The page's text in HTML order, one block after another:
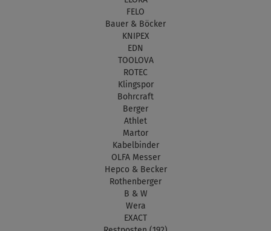
FELO
Bauer & Böcker
KNIPEX
EDN
TOOLOVA
ROTEC
Klingspor
Bohrcraft
Berger
Athlet
Martor
Kabelbinder
OLFA Messer
Hepco & Becker
Rothenberger
B & W
Wera
EXACT